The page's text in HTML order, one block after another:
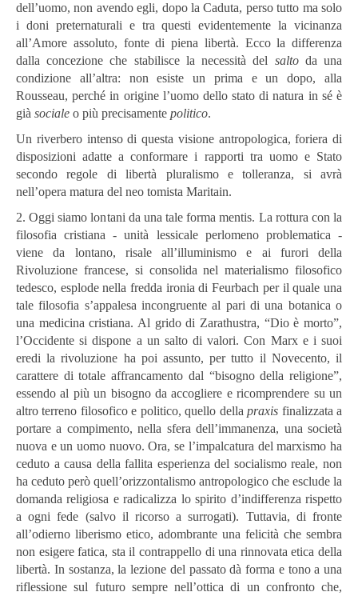
dell’uomo, non avendo egli, dopo la Caduta, perso tutto ma solo
i doni preternaturali e tra questi evidentemente la vicinanza
all’Amore assoluto, fonte di piena libertà. Ecco la differenza
dalla concezione che stabilisce la necessità del salto da una
condizione all’altra: non esiste un prima e un dopo, alla
Rousseau, perché in origine l’uomo dello stato di natura in sé è
già sociale o più precisamente politico.
Un riverbero intenso di questa visione antropologica, foriera di
disposizioni adatte a conformare i rapporti tra uomo e Stato
secondo regole di libertà pluralismo e tolleranza, si avrà
nell’opera matura del neo tomista Maritain.
2. Oggi siamo lontani da una tale forma mentis. La rottura con la
filosofia cristiana - unità lessicale perlomeno problematica -
viene da lontano, risale all’illuminismo e ai furori della
Rivoluzione francese, si consolida nel materialismo filosofico
tedesco, esplode nella fredda ironia di Feurbach per il quale una
tale filosofia s’appalesa incongruente al pari di una botanica o
una medicina cristiana. Al grido di Zarathustra, “Dio è morto”,
l’Occidente si dispone a un salto di valori. Con Marx e i suoi
eredi la rivoluzione ha poi assunto, per tutto il Novecento, il
carattere di totale affrancamento dal “bisogno della religione”,
essendo al più un bisogno da accogliere e ricomprendere su un
altro terreno filosofico e politico, quello dellapraxis finalizzata a
portare a compimento, nella sfera dell’immanenza, una società
nuova e un uomo nuovo. Ora, se l’impalcatura del marxismo ha
ceduto a causa della fallita esperienza del socialismo reale, non
ha ceduto però quell’orizzontalismo antropologico che esclude la
domanda religiosa e radicalizza lo spirito d’indifferenza rispetto
aogni fede (salvo il ricorso a surrogati). Tuttavia, di fronte
all’odierno liberismo etico, adombrante una felicità che sembra
non esigere fatica, sta il contrappello di una rinnovata etica della
libertà. In sostanza, la lezione del passato dà forma e tono a una
riflessione sul futuro sempre nell’ottica di un confronto che,